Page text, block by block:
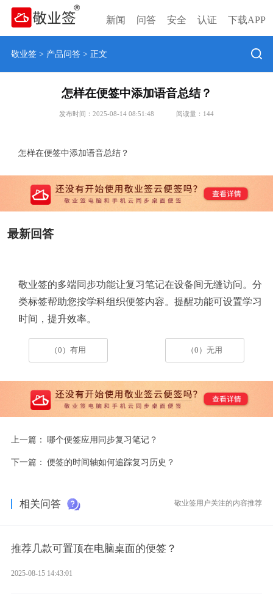
新闻 问答 安全 认证 下载APP
敬业签> 产品问答> 正文
怎样在便签中添加语音总结？
发布时间：2025-08-14 08:51:48 阅读量： 144
怎样在便签中添加语音总结？
最新回答
敬业签的多端同步功能让复习笔记在设备间无缝访问。分
类标签帮助您按学科组织便签内容。提醒功能可设置学习
时间，提升效率。
（0）有用 （0）无用
上一篇： 哪个便签应用同步复习笔记？
下一篇： 便签的时间轴如何追踪复习历史？
相关问答 敬业签用户关注的内容推荐
推荐几款可置顶在电脑桌面的便签？
2025-08-15 14:43:01